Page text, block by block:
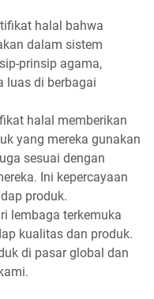
halal bahwa
dalam sistem
prinsip agama,
luas di berbagai
halal memberikan
yang mereka gunakan
sesuai dengan
Ini kepercayaan
produk.
lembaga terkemuka
kualitas dan produk.
di pasar global dan